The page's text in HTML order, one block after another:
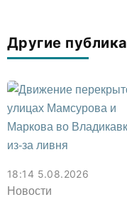
Другие
18:14 5.08.2026
Новости